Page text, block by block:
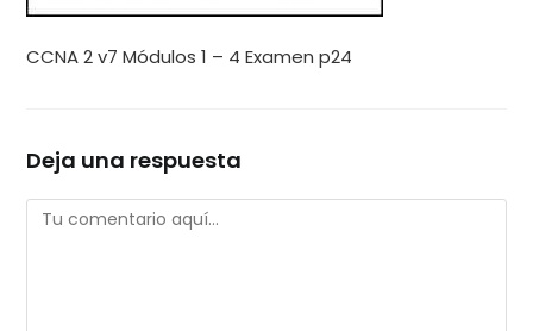
CCNA 2 v7 Módulos 1 – 4 Examen p24
Deja una respuesta
Comentario